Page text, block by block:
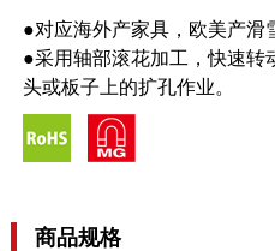
●对应海外产家具，欧美产滑
●采用轴部滚花加工，快速转
头或板子上的扩孔作业。
商品规格